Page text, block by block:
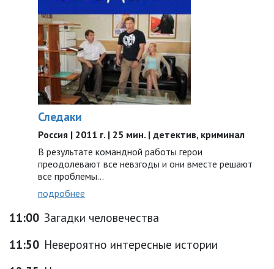
Следаки
Россия | 2011 г. | 25 мин. | детектив, криминал
В результате командной работы герои
преодолевают все невзгоды и они вместе решают
все проблемы…
подробнее
11:00 Загадки человечества
11:50 Невероятно интересные истории